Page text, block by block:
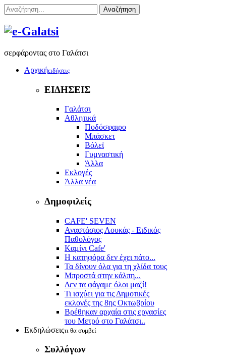
Αναζήτηση
σερφάροντας στο Γαλάτσι
Αρχικήειδήσεις
ΕΙΔΗΣΕΙΣ
Γαλάτσι
Αθλητικά
Ποδόσφαιρο
Μπάσκετ
Βόλεϊ
Γυμναστική
Άλλα
Εκλογές
Άλλα νέα
Δημοφιλείς
CAFE' SEVEN
Αναστάσιος Λουκάς - Ειδικός
Παθολόγος
Kαμίνι Cafe'
Η κατηφόρα δεν έχει πάτο...
Τα δίνουν όλα για τη χλίδα τους
Μπροστά στην κάλπη...
Δεν τα φάγαμε όλοι μαζί!
Τι ισχύει για τις Δημοτικές
εκλογές της 8ης Οκτωβρίου
Βρέθηκαν αρχαία στις εργασίες
του Μετρό στο Γαλάτσι..
Εκδηλώσειςτι θα συμβεί
Συλλόγων